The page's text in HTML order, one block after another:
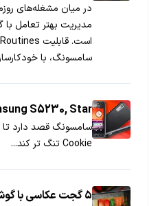
در میان مشغله‌های
مدیریت بهتر تعامل با
سامسونگ، با
مصرف باتری، تجربه‌ای
شخصی‌سازی‌شده را برای
S5230, Star
Cookie تنگ تر کند...
۵ گجت عکاسی با گوشی که هرگز نباید بخرید